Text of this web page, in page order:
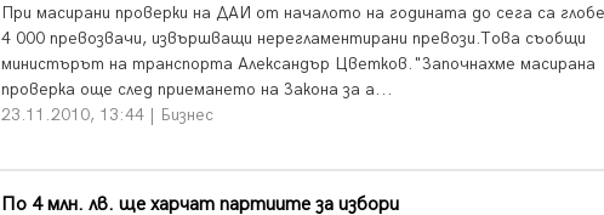
При масирани проверки на ДАИ от началото на годината до сега са
4 000 превозвачи, извършващи нерегламентирани превози.Това съобщи
министърът на транспорта Александър Цветков."Започнахме масирана
проверка още след приемането на Закона за а...
23.11.2010, 13:44 | Бизнес
По 4 млн. лв. ще харчат партиите за избори